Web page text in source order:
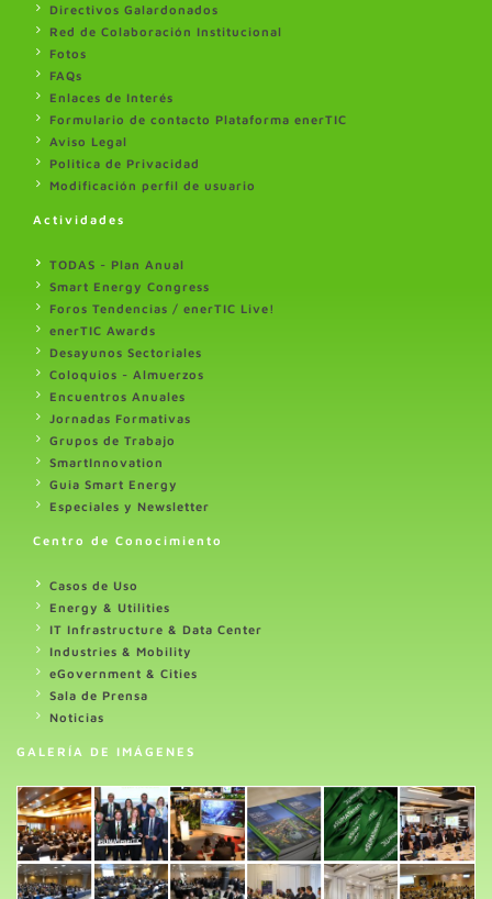
Directivos Galardonados
Red de Colaboración Institucional
Fotos
FAQs
Enlaces de Interés
Formulario de contacto Plataforma enerTIC
Aviso Legal
Politica de Privacidad
Modificación perfil de usuario
Actividades
TODAS - Plan Anual
Smart Energy Congress
Foros Tendencias / enerTIC Live!
enerTIC Awards
Desayunos Sectoriales
Coloquios - Almuerzos
Encuentros Anuales
Jornadas Formativas
Grupos de Trabajo
SmartInnovation
Guia Smart Energy
Especiales y Newsletter
Centro de Conocimiento
Casos de Uso
Energy & Utilities
IT Infrastructure & Data Center
Industries & Mobility
eGovernment & Cities
Sala de Prensa
Noticias
GALERÍA DE IMÁGENES